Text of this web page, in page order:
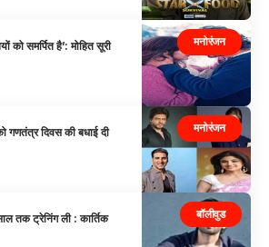
मनोरंजन
को समर्पित है’: मोहित सूरी
मनोरंजन
गणतंत्र दिवस की बधाई दी
बॉलीवुड
तक ट्रेनिंग ली : कार्तिक